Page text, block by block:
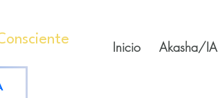
Inicio Akasha/IA